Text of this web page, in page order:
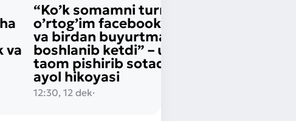
va
“Ko’k somamni turmush
o’rtog’im facebookka qo’ydi
va birdan buyurtmalar
boshlanib ketdi” – uyda 40 xil
taom pishirib sotadigan yosh
ayol hikoyasi
12:30, 12 dek·